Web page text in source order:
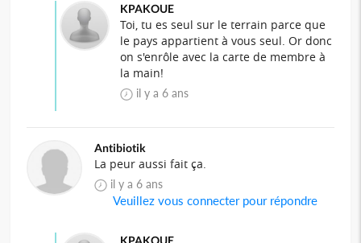
KPAKOUE
Toi, tu es seul sur le terrain parce que
le pays appartient à vous seul. Or donc
on s'enrôle avec la carte de membre à
la main!
il y a 6 ans
Antibiotik
La peur aussi fait ça.
il y a 6 ans
Veuillez vous connecter pour répondre
KPAKOUE